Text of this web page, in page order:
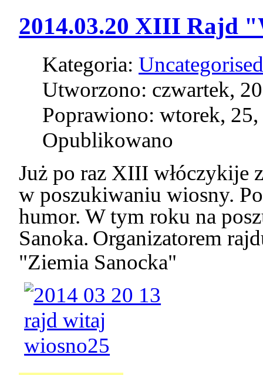
2014.03.20 XIII Rajd
Kategoria:
Utworzono: czwartek,
Poprawiono: wtorek,
Opublikowano
Już po raz XIII włóczykije
w poszukiwaniu wiosny.
humor. W tym roku na
Sanoka. Organizatorem
"Ziemia Sanocka"